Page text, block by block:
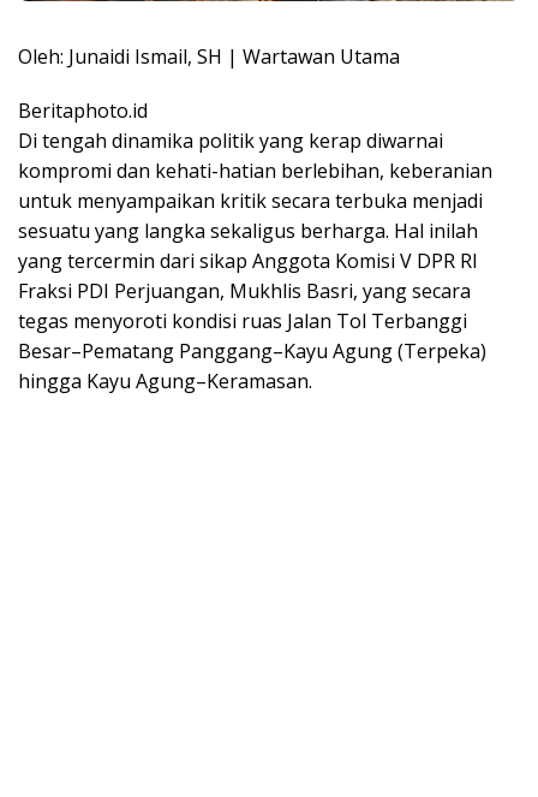
Oleh: Junaidi Ismail, SH | Wartawan Utama
Beritaphoto.id
Di tengah dinamika politik yang kerap diwarnai
kompromi dan kehati-hatian berlebihan, keberanian
untuk menyampaikan kritik secara terbuka menjadi
sesuatu yang langka sekaligus berharga. Hal inilah
yang tercermin dari sikap Anggota Komisi V DPR RI
Fraksi PDI Perjuangan, Mukhlis Basri, yang secara
tegas menyoroti kondisi ruas Jalan Tol Terbanggi
Besar–Pematang Panggang–Kayu Agung (Terpeka)
hingga Kayu Agung–Keramasan.